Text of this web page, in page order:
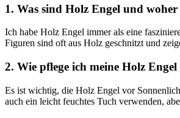
1. ⁢Was sind Holz Engel und woher
Ich habe​ Holz Engel immer als eine
Figuren sind oft aus Holz geschnitzt und
2. ⁢Wie ‍pflege ich meine Holz⁣
Es ist wichtig, die Holz‌ Engel vor
auch ein leicht feuchtes Tuch‍ verwenden,‌